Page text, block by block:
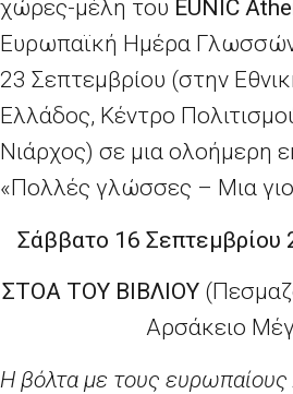
χώρες-μέλη του EUNIC
Ευρωπαϊκή Ημέρα
23 Σεπτεμβρίου (στην
Ελλάδος, Κέντρο
Νιάρχος) σε μια ολοήμερη
«Πολλές γλώσσες – Μια
Σάββατο 16 Σεπτεμβρίου
ΣΤΟΑ ΤΟΥ ΒΙΒΛΙΟΥ
Αρσάκειο
Η βόλτα με τους ευρωπαίους